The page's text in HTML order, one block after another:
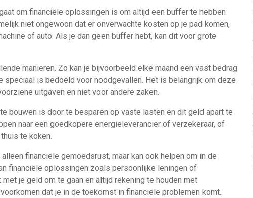
om financiële oplossingen is om altijd een buffer te hebben
niet ongewoon dat er onverwachte kosten op je pad komen,
of auto. Als je dan geen buffer hebt, kan dit voor grote
manieren. Zo kan je bijvoorbeeld elke maand een vast bedrag
speciaal is bedoeld voor noodgevallen. Het is belangrijk om deze
uitgaven en niet voor andere zaken.
bouwen is door te besparen op vaste lasten en dit geld apart te
naar een goedkopere energieleverancier of verzekeraar, of
te koken.
financiële gemoedsrust, maar kan ook helpen om in de
financiële oplossingen zoals persoonlijke leningen of
je geld om te gaan en altijd rekening te houden met
dat je in de toekomst in financiële problemen komt.